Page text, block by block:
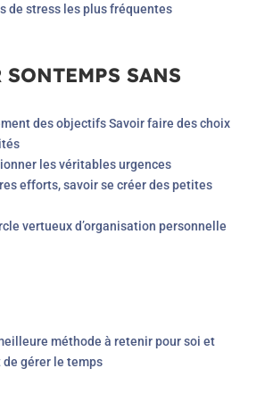
de stress les plus fréquentes
SANS
des objectifs Savoir faire des choix
les véritables urgences
efforts, savoir se créer des petites
vertueux d’organisation personnelle
méthode à retenir pour soi et
gérer le temps